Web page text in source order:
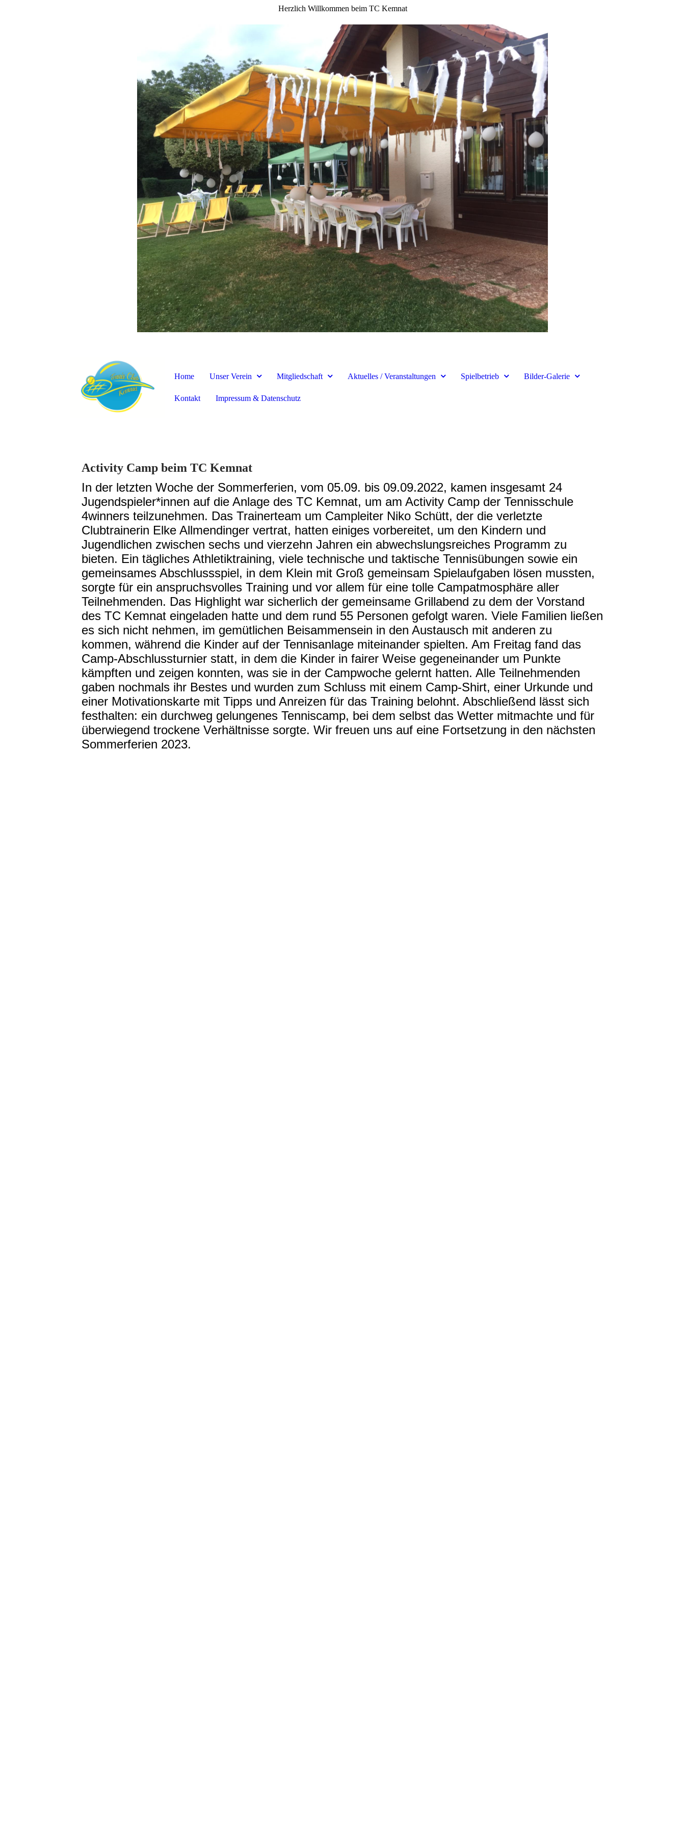
Herzlich Willkommen beim TC Kemnat
Home Unser Verein Mitgliedschaft Aktuelles / Veranstaltungen Spielbetrieb Bilder-Galerie
Kontakt Impressum & Datenschutz
Activity Camp beim TC Kemnat
In der letzten Woche der Sommerferien, vom 05.09. bis 09.09.2022, kamen insgesamt 24
Jugendspieler*innen auf die Anlage des TC Kemnat, um am Activity Camp der Tennisschule
4winners teilzunehmen. Das Trainerteam um Campleiter Niko Schütt, der die verletzte
Clubtrainerin Elke Allmendinger vertrat, hatten einiges vorbereitet, um den Kindern und
Jugendlichen zwischen sechs und vierzehn Jahren ein abwechslungsreiches Programm zu
bieten. Ein tägliches Athletiktraining, viele technische und taktische Tennisübungen sowie ein
gemeinsames Abschlussspiel, in dem Klein mit Groß gemeinsam Spielaufgaben lösen mussten,
sorgte für ein anspruchsvolles Training und vor allem für eine tolle Campatmosphäre aller
Teilnehmenden. Das Highlight war sicherlich der gemeinsame Grillabend zu dem der Vorstand
des TC Kemnat eingeladen hatte und dem rund 55 Personen gefolgt waren. Viele Familien ließen
es sich nicht nehmen, im gemütlichen Beisammensein in den Austausch mit anderen zu
kommen, während die Kinder auf der Tennisanlage miteinander spielten. Am Freitag fand das
Camp-Abschlussturnier statt, in dem die Kinder in fairer Weise gegeneinander um Punkte
kämpften und zeigen konnten, was sie in der Campwoche gelernt hatten. Alle Teilnehmenden
gaben nochmals ihr Bestes und wurden zum Schluss mit einem Camp-Shirt, einer Urkunde und
einer Motivationskarte mit Tipps und Anreizen für das Training belohnt. Abschließend lässt sich
festhalten: ein durchweg gelungenes Tenniscamp, bei dem selbst das Wetter mitmachte und für
überwiegend trockene Verhältnisse sorgte. Wir freuen uns auf eine Fortsetzung in den nächsten
Sommerferien 2023.